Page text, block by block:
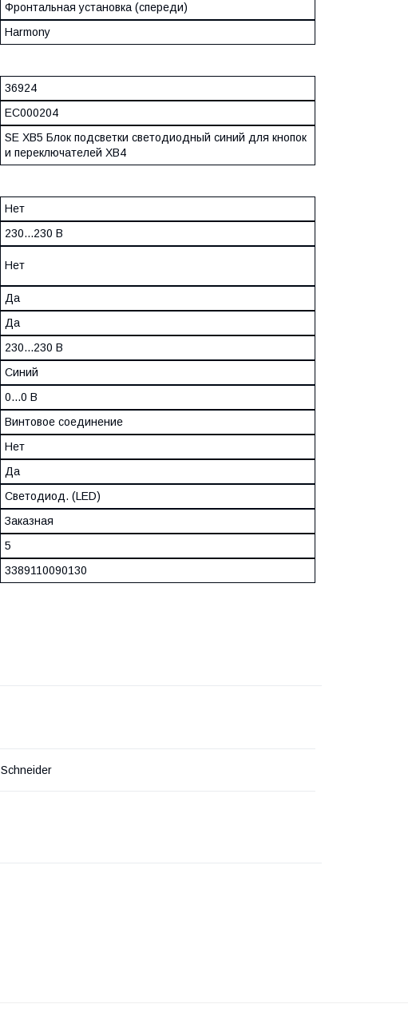
Фронтальная установка (спереди)
Harmony
36924
EC000204
SE XB5 Блок подсветки светодиодный синий для кнопок
и переключателей XB4
Нет
230...230 В
Нет
Да
Да
230...230 В
Синий
0...0 В
Винтовое соединение
Нет
Да
Светодиод. (LED)
Заказная
5
3389110090130
Schneider